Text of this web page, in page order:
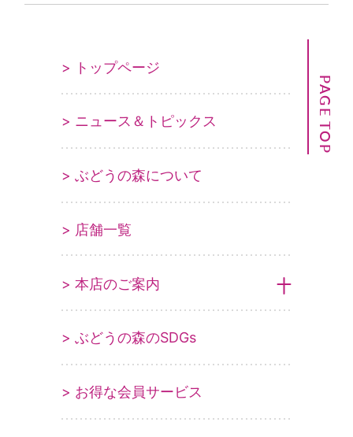
PAGE TOP
> トップページ
> ニュース＆トピックス
> ぶどうの森について
> 店舗一覧
> 本店のご案内
> ぶどうの森のSDGs
> お得な会員サービス